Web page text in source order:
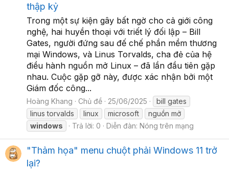
thập kỷ
Trong một sự kiện gây bất ngờ cho cả giới công
nghệ, hai huyền thoại với triết lý đối lập – Bill
Gates, người đứng sau đế chế phần mềm thương
mại Windows, và Linus Torvalds, cha đẻ của hệ
điều hành nguồn mở Linux – đã lần đầu tiên gặp
nhau. Cuộc gặp gỡ này, được xác nhận bởi một
Giám đốc công...
Hoàng Khang Chủ đề 25/06/2025
bill gates
linus torvalds
linux microsoft
nguồn mở
windows
Trả lời: 0 Diễn đàn: Nóng trên mạng
"Thảm họa" menu chuột phải Windows 11 trở
lại?